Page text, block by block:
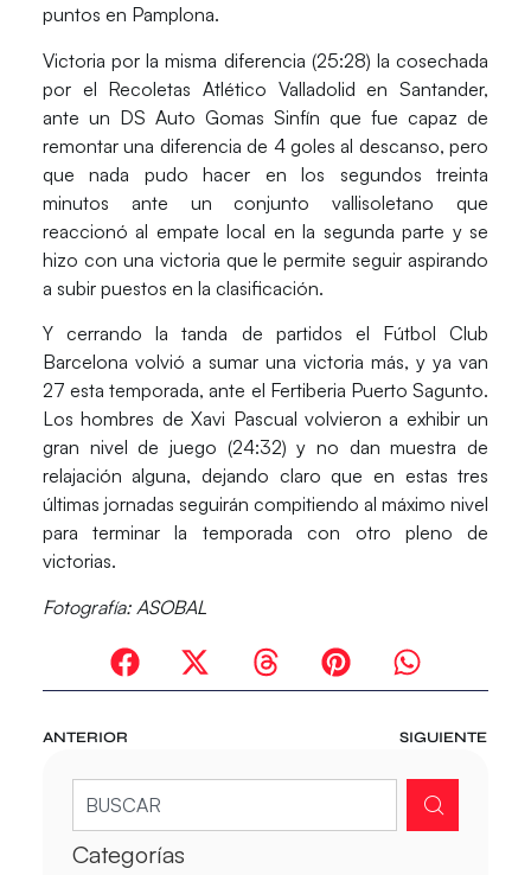
puntos en Pamplona.
Victoria por la misma diferencia (25:28) la cosechada
por el Recoletas Atlético Valladolid en Santander,
ante un DS Auto Gomas Sinfín que fue capaz de
remontar una diferencia de 4 goles al descanso, pero
que nada pudo hacer en los segundos treinta
minutos ante un conjunto vallisoletano que
reaccionó al empate local en la segunda parte y se
hizo con una victoria que le permite seguir aspirando
a subir puestos en la clasificación.
Y cerrando la tanda de partidos el Fútbol Club
Barcelona volvió a sumar una victoria más, y ya van
27 esta temporada, ante el Fertiberia Puerto Sagunto.
Los hombres de Xavi Pascual volvieron a exhibir un
gran nivel de juego (24:32) y no dan muestra de
relajación alguna, dejando claro que en estas tres
últimas jornadas seguirán compitiendo al máximo nivel
para terminar la temporada con otro pleno de
victorias.
Fotografía: ASOBAL
ANTERIOR SIGUIENTE
Categorías